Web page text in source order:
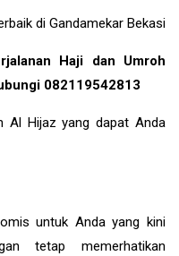
Haji dan Umroh
082119542813
Al Hijaz yang dapat Anda
untuk Anda yang kini
tetap memerhatikan